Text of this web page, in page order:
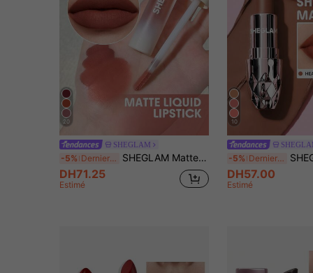
20
SHEGLAM
-5% Derniers 3 jours SHEGLAM Matte Allure Rouge à LèVres Liquide - Vetiver Rouge Marque De Beauté CosméTique Maquillage Pour Femmes Et Filles
DH71.25
Estimé
10
-5% Derniers 3 jours SHEGLAM Starlight Velvet Rouge à
DH57.00
Estimé